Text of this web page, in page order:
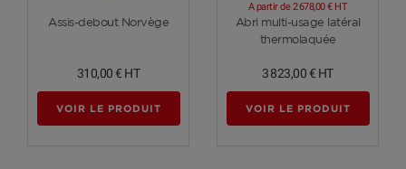
Voir plus
Assis-debout Norvège
310,00 € HT
VOIR LE PRODUIT
Voir plus
Abri multi-usage latéral
thermolaquée
A partir de2 678,00 € HT
3 823,00 € HT
VOIR LE PRODUIT